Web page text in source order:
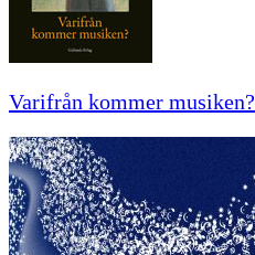
Varifrån kommer musiken?